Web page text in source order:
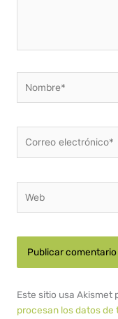
electrónico*
Este sitio usa Akismet
procesan los datos de